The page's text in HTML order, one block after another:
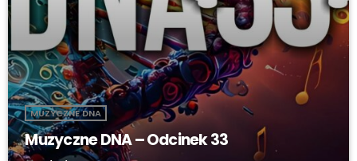
MUZYCZNE DNA
Muzyczne DNA – Odcinek 33